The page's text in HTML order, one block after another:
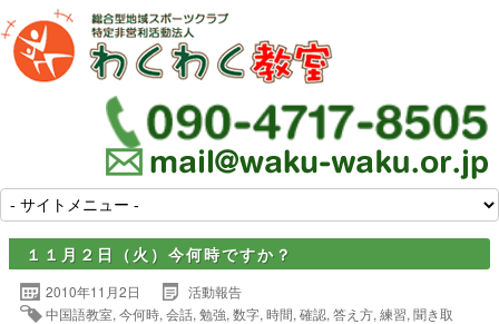
１１月２日（火）今何時ですか？
2010年11月2日
活動報告
中国語教室, 今何時, 会話, 勉強, 数字, 時間, 確認, 答え方, 練習, 聞き取